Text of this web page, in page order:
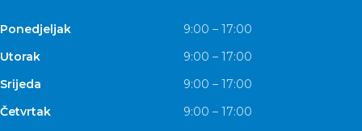
Ponedjeljak
9:00 – 17:00
Utorak
9:00 – 17:00
Srijeda
9:00 – 17:00
Četvrtak
9:00 – 17:00